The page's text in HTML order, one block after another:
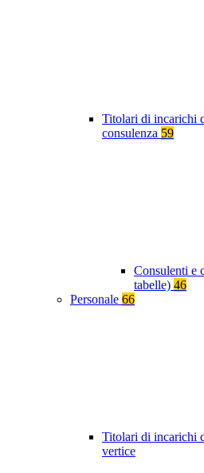
Titolari di incarichi
consulenza 59
Consulenti e
tabelle) 46
Personale 66
Titolari di incarichi
vertice